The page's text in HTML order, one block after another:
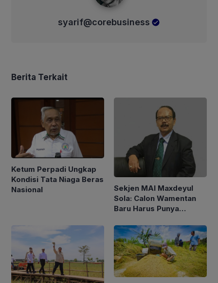
syarif@corebusiness
Berita Terkait
Ketum Perpadi Ungkap
Kondisi Tata Niaga Beras
Nasional
Sekjen MAI Maxdeyul
Sola: Calon Wamentan
Baru Harus Punya
Holistik